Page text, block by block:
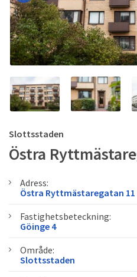
Slottsstaden
Östra
Adress:
Östra Ryttmästaregatan 11
Fastighetsbeteckning:
Göinge 4
Område:
Slottsstaden